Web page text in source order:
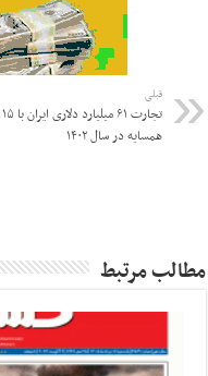
قبلی
همسایه در سال ۱۴۰۲
مطالب مرتبط